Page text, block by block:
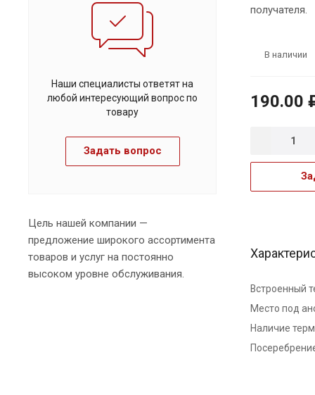
получателя.
В наличии
190.00
Встроенный
Место под
Наличие
Наши специалисты ответят на
любой интересующий вопрос по
товару
Задать вопрос
Цель нашей компании —
предложение широкого ассортимента
товаров и услуг на постоянно
высоком уровне обслуживания.